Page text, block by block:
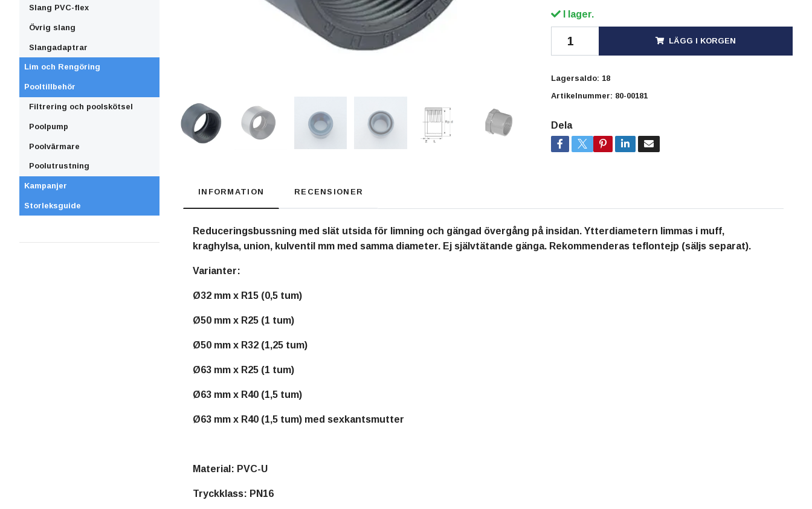
Slang PVC-flex
Övrig slang
Slangadaptrar
Lim och Rengöring
Pooltillbehör
Filtrering och poolskötsel
Poolpump
Poolvärmare
Poolutrustning
Kampanjer
Storleksguide
I lager.
LÄGG I KORGEN
Lagersaldo: 18
Artikelnummer: 80-00181
Dela
INFORMATION RECENSIONER
Reduceringsbussning med slät utsida för limning och gängad övergång på insidan. Ytterdiametern limmas i muff,
kraghylsa, union, kulventil mm med samma diameter. Ej självtätande gänga. Rekommenderas teflontejp (säljs separat).
Varianter:
Ø32 mm x R15 (0,5 tum)
Ø50 mm x R25 (1 tum)
Ø50 mm x R32 (1,25 tum)
Ø63 mm x R25 (1 tum)
Ø63 mm x R40 (1,5 tum)
Ø63 mm x R40 (1,5 tum) med sexkantsmutter
Material: PVC-U
Tryckklass: PN16